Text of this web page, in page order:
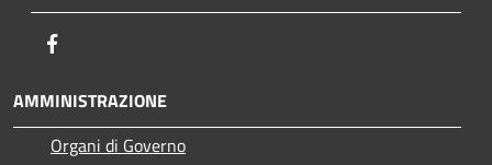
AMMINISTRAZIONE
Organi di Governo